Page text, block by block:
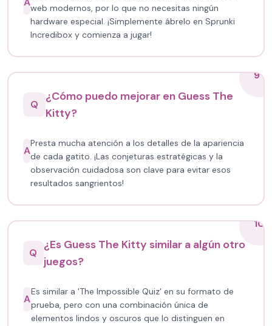
web modernos, por lo que no necesitas ningún
hardware especial. ¡Simplemente ábrelo en Sprunki
Incredibox y comienza a jugar!
9
Q
¿Cómo puedo mejorar en Guess The
Kitty?
A
Presta mucha atención a los detalles de la apariencia
de cada gatito. ¡Las conjeturas estratégicas y la
observación cuidadosa son clave para evitar esos
resultados sangrientos!
10
Q
¿Es Guess The Kitty similar a algún otro
juegos?
A
Es similar a 'The Impossible Quiz' en su formato de
prueba, pero con una combinación única de
elementos lindos y oscuros que lo distinguen en